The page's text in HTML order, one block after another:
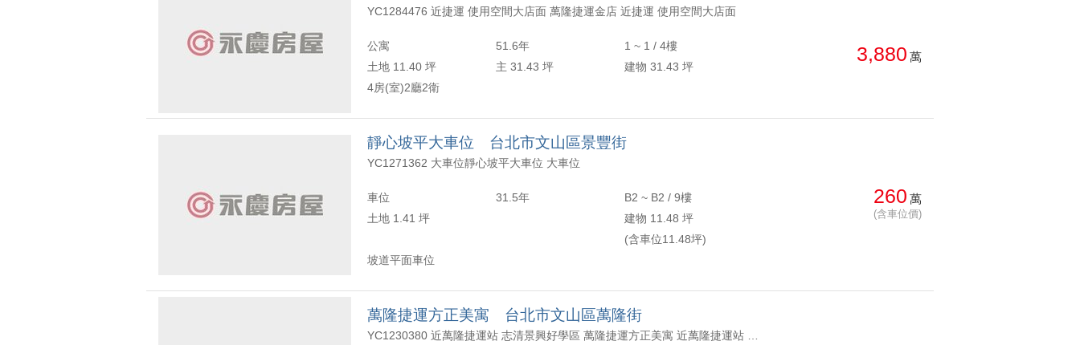
YC1284476 近捷運 使用空間大店面 萬隆捷運金店 近捷運 使用空間大店面
公寓 51.6年
1 ~ 1 / 4樓
土地 11.40 坪
主 31.43 坪
建物 31.43 坪
4房(室)2廳2衛
3,880 萬
靜心坡平大車位 台北市文山區景豐街
YC1271362 大車位靜心坡平大車位 大車位
車位 31.5年
B2 ~ B2 / 9樓
土地 1.41 坪
建物 11.48 坪
(含車位11.48坪)
坡道平面車位
260 萬
(含車位價)
萬隆捷運方正美寓 台北市文山區萬隆街